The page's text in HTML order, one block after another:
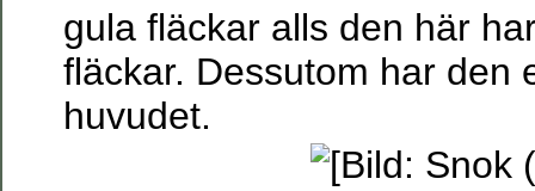
gula fläckar alls den här
fläckar. Dessutom har den
huvudet.